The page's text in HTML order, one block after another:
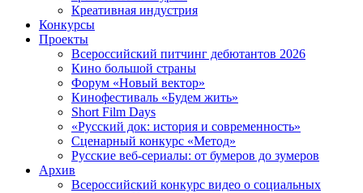
Креативная индустрия
Конкурсы
Проекты
Всероссийский питчинг дебютантов 2026
Кино большой страны
Форум «Новый вектор»
Кинофестиваль «Будем жить»
Short Film Days
«Русский док: история и современность»
Сценарный конкурс «Метод»
Русские веб-сериалы: от бумеров до зумеров
Архив
Всероссийский конкурс видео о социальных